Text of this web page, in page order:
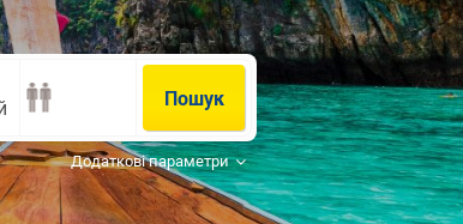
Пошук
Додаткові параметри